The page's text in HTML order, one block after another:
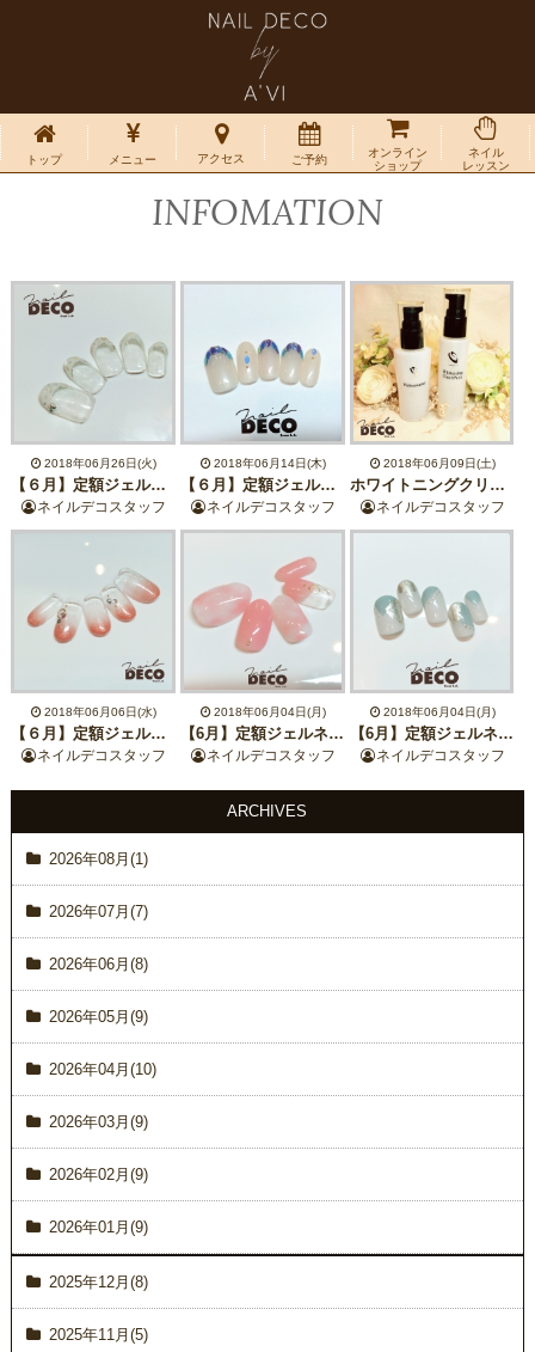
トップ メニュー アクセス ご予約
オンライン
ショップ
ネイル
レッスン
INFOMATION
2018年06月26日(火)
【６月】定額ジェルネイル
ネイルデコスタッフ
2018年06月14日(木)
【６月】定額ジェルネイル
ネイルデコスタッフ
2018年06月09日(土)
ホワイトニングクリアパック&ジェル
ネイルデコスタッフ
2018年06月06日(水)
【６月】定額ジェルネイル
ネイルデコスタッフ
2018年06月04日(月)
【6月】定額ジェルネイル
ネイルデコスタッフ
2018年06月04日(月)
【6月】定額ジェルネイル
ネイルデコスタッフ
ARCHIVES
2026年08月(1)
2026年07月(7)
2026年06月(8)
2026年05月(9)
2026年04月(10)
2026年03月(9)
2026年02月(9)
2026年01月(9)
2025年12月(8)
2025年11月(5)